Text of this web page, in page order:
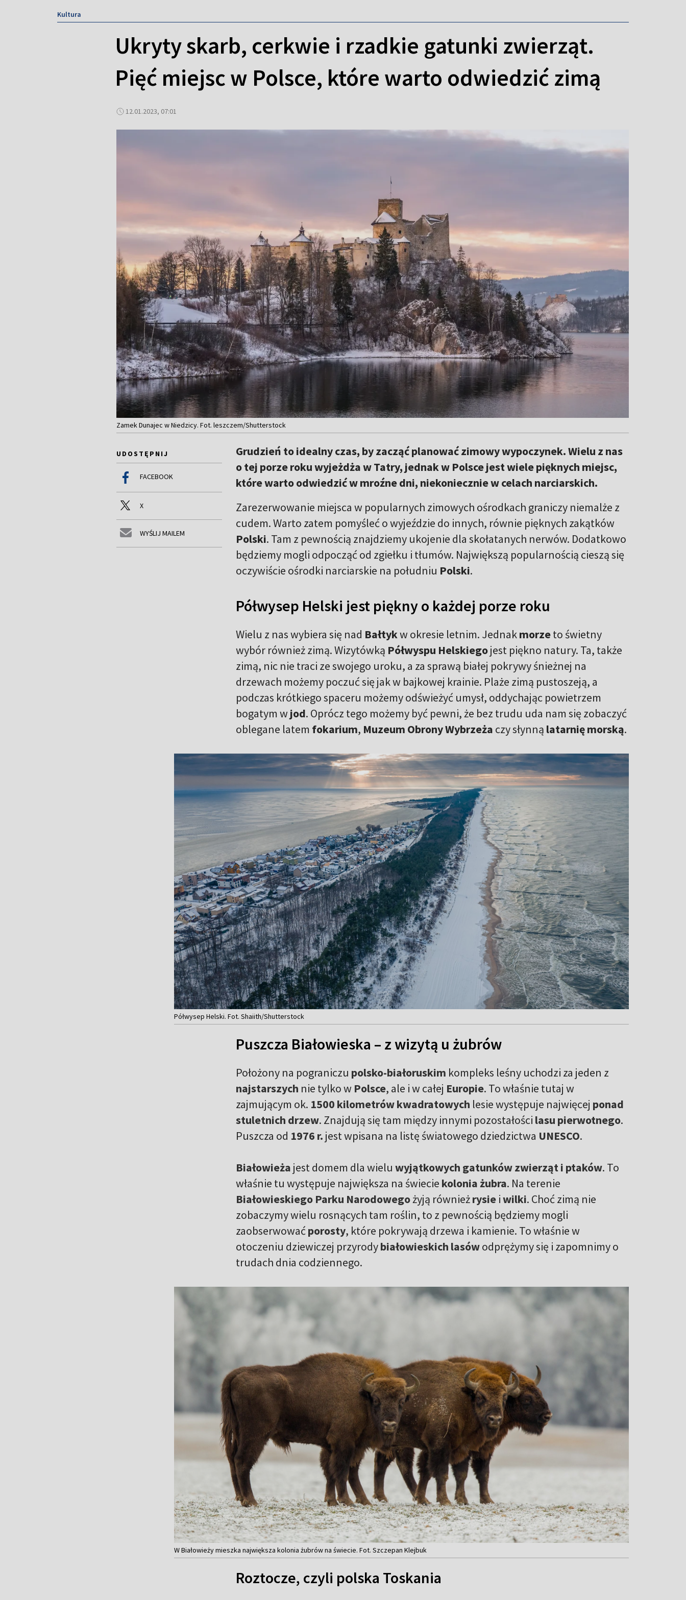
Kultura
Ukryty skarb, cerkwie i rzadkie gatunki zwierząt.
Pięć miejsc w Polsce, które warto odwiedzić zimą
12.01.2023, 07:01
Zamek Dunajec w Niedzicy. Fot. leszczem/Shutterstock
UDOSTĘPNIJ
FACEBOOK
X
WYŚLIJ MAILEM
Grudzień to idealny czas, by zacząć planować zimowy wypoczynek. Wielu z nas
o tej porze roku wyjeżdża w Tatry, jednak w Polsce jest wiele pięknych miejsc,
które warto odwiedzić w mroźne dni, niekoniecznie w celach narciarskich.
Zarezerwowanie miejsca w popularnych zimowych ośrodkach graniczy niemalże z
cudem. Warto zatem pomyśleć o wyjeździe do innych, równie pięknych zakątków
Polski. Tam z pewnością znajdziemy ukojenie dla skołatanych nerwów. Dodatkowo
będziemy mogli odpocząć od zgiełku i tłumów. Największą popularnością cieszą się
oczywiście ośrodki narciarskie na południu Polski.
Półwysep Helski jest piękny o każdej porze roku
Wielu z nas wybiera się nad Bałtykw okresie letnim. Jednakmorzeto świetny
wybór również zimą. Wizytówką Półwyspu Helskiegojest piękno natury. Ta, także
zimą, nic nie traci ze swojego uroku, a za sprawą białej pokrywy śnieżnej na
drzewach możemy poczuć się jak w bajkowej krainie. Plaże zimą pustoszeją, a
podczas krótkiego spaceru możemy odświeżyć umysł, oddychając powietrzem
bogatym wjod. Oprócz tego możemy być pewni, że bez trudu uda nam się zobaczyć
oblegane latem fokarium, Muzeum Obrony Wybrzeża czy słynną latarnię morską.
Półwysep Helski. Fot. Shaiith/Shutterstock
Puszcza Białowieska – z wizytą u żubrów
Położony na pograniczu polsko-białoruskim kompleks leśny uchodzi za jeden z
najstarszych nie tylko w Polsce, ale i w całej Europie. To właśnie tutaj w
zajmującym ok. 1500 kilometrów kwadratowych lesie występuje najwięcej ponad
stuletnich drzew. Znajdują się tam między innymi pozostałości lasu pierwotnego.
Puszcza od 1976 r. jest wpisana na listę światowego dziedzictwa UNESCO.
Białowieża jest domem dla wielu wyjątkowych gatunków zwierząt i ptaków. To
właśnie tu występuje największa na świecie kolonia żubra. Na terenie
Białowieskiego Parku Narodowegożyją równieżrysie iwilki. Choć zimą nie
zobaczymy wielu rosnących tam roślin, to z pewnością będziemy mogli
zaobserwowaćporosty, które pokrywają drzewa i kamienie. To właśnie w
otoczeniu dziewiczej przyrodybiałowieskich lasówodprężymy się i zapomnimy o
trudach dnia codziennego.
W Białowieży mieszka największa kolonia żubrów na świecie. Fot. Szczepan Klejbuk
Roztocze, czyli polska Toskania